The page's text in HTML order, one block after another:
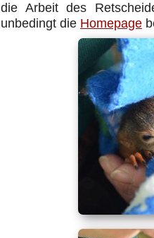
die Arbeit des
unbedingt die Homepage